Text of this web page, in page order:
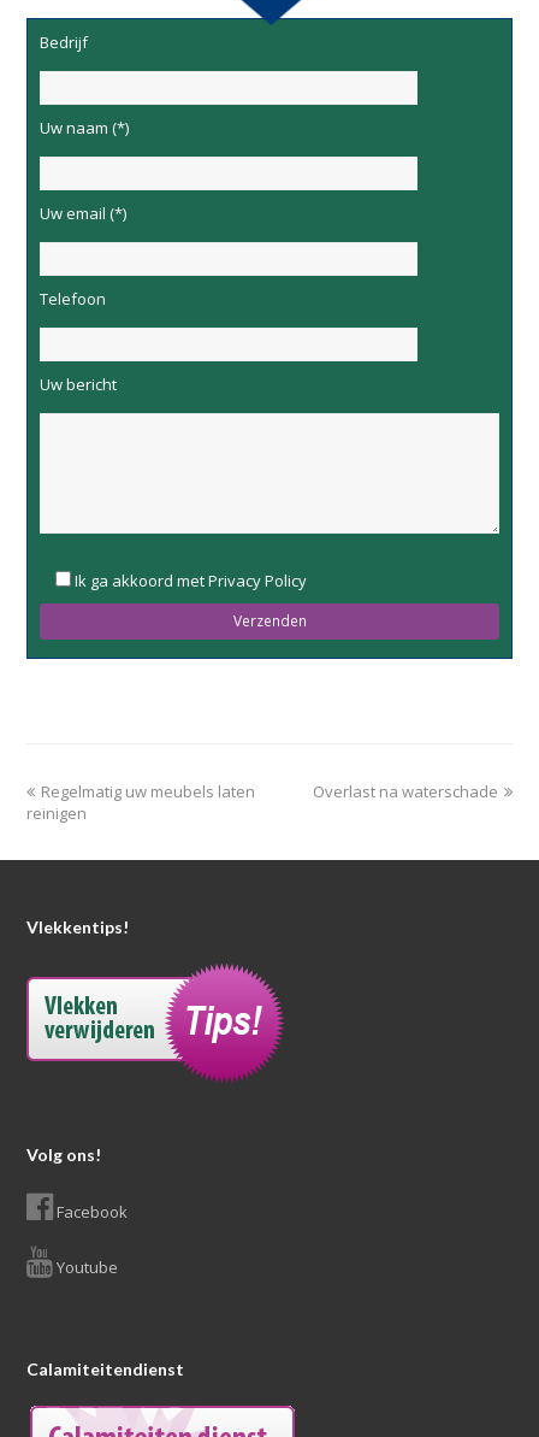
Bedrijf
Uw naam (*)
Uw email (*)
Telefoon
Uw bericht
leave
this
Ik ga akkoord met Privacy Policy
Regelmatig uw meubels laten
reinigen
Overlast na waterschade
Vlekkentips!
Volg ons!
Facebook
Youtube
Calamiteitendienst